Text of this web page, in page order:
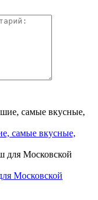
самые вкусные,
Московской